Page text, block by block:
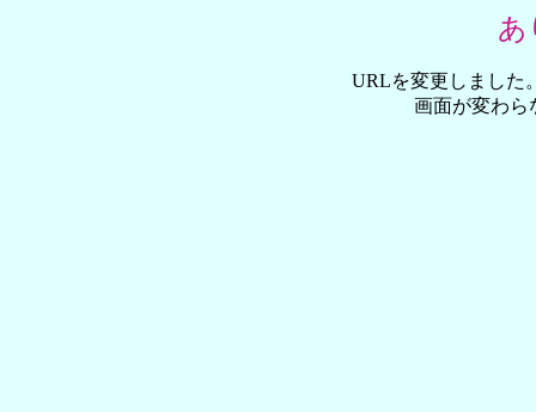
あ
URLを変更しました
画面が変わら